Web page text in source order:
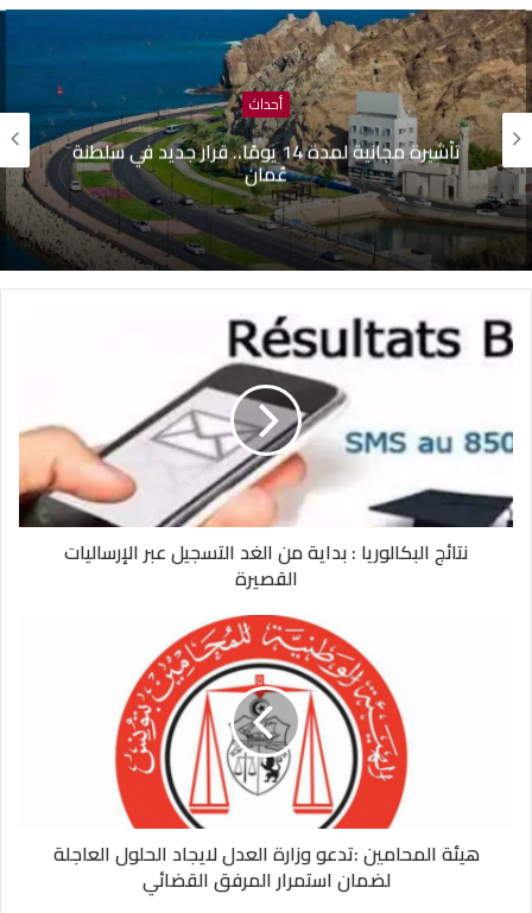
أحداث
تأشيرة مجانية لمدة 14 يومًا.. قرار جديد في سلطنة
عُمان
نتائج البكالوريا : بداية من الغد التسجيل عبر الإرساليات
القصيرة
هيئة المحامين :تدعو وزارة العدل لايجاد الحلول العاجلة
لضمان استمرار المرفق القضائي